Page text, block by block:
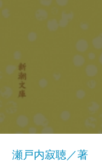
瀬戸内寂聴／著